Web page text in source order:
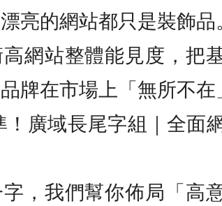
亮的網站都只是裝飾品。
網站整體能見度，把
牌在市場上「無所不在
！廣域長尾字組｜全面
，我們幫你佈局「高